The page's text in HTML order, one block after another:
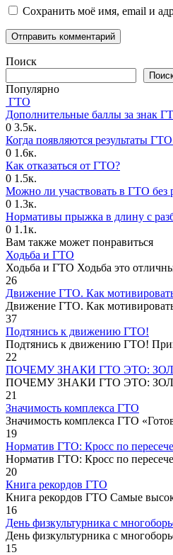
Сохранить моё имя, email и
Поиск
Популярно
ГТО
Дополнительные баллы за знак
0 3.5к.
Когда появляются результаты
0 1.6к.
Как отказаться от ГТО?
0 1.5к.
Можно ли участвовать в ГТО без
0 1.3к.
Нормативы прыжка в длину с
0 1.1к.
Вам также может понравиться
Ходьба и ГТО
Ходьба и ГТО Ходьба это
26
Движение ГТО. Как мотивировать
Движение ГТО. Как мотивировать
37
Подтянись к движению ГТО!
Подтянись к движению ГТО!
22
ПОЧЕМУ ЗНАКИ ГТО ЭТО:
ПОЧЕМУ ЗНАКИ ГТО ЭТО:
21
Значимость комплекса ГТО
Значимость комплекса ГТО
19
Норматив ГТО: Кросс по
Норматив ГТО: Кросс по
20
Книга рекордов ГТО
Книга рекордов ГТО Самые
16
День физкультурника с
День физкультурника с
15